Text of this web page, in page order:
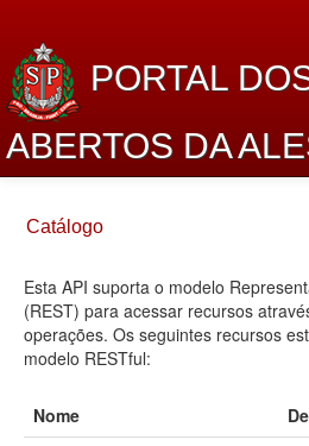
PORTAL
ABERTOS DA
Sobre o projeto
Dados Abertos Alesp
Lei de Acesso à Informação
Planejamento
Catálogo
Esta API suporta o modelo
(REST) para acessar recursos
operações. Os seguintes recursos
modelo RESTful:
Nome